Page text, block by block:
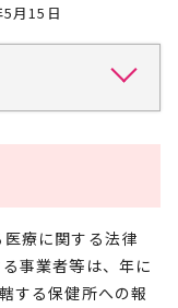
月15日
療に関する法律
事業者等は、年に
する保健所への報